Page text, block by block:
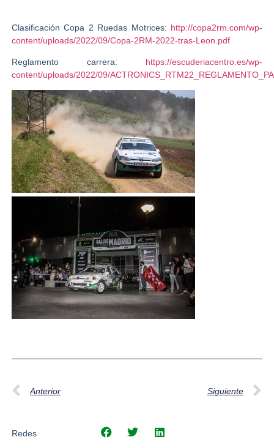
Clasificación Copa 2 Ruedas Motrices: http://copa2rm.com/wp-
content/uploads/2022/09/Copa-2RM-2022-tras-Leon.pdf
Reglamento carrera: https://escuderiacentro.es/wp-
content/uploads/2022/09/
Anterior Siguiente
Redes